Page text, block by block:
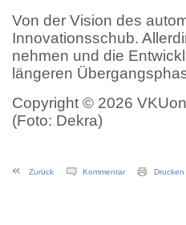
Von der Vision des
Innovationsschub.
nehmen und die
längeren
Copyright © 2026
(Foto: Dekra)
Zurück Kommentar Drucken